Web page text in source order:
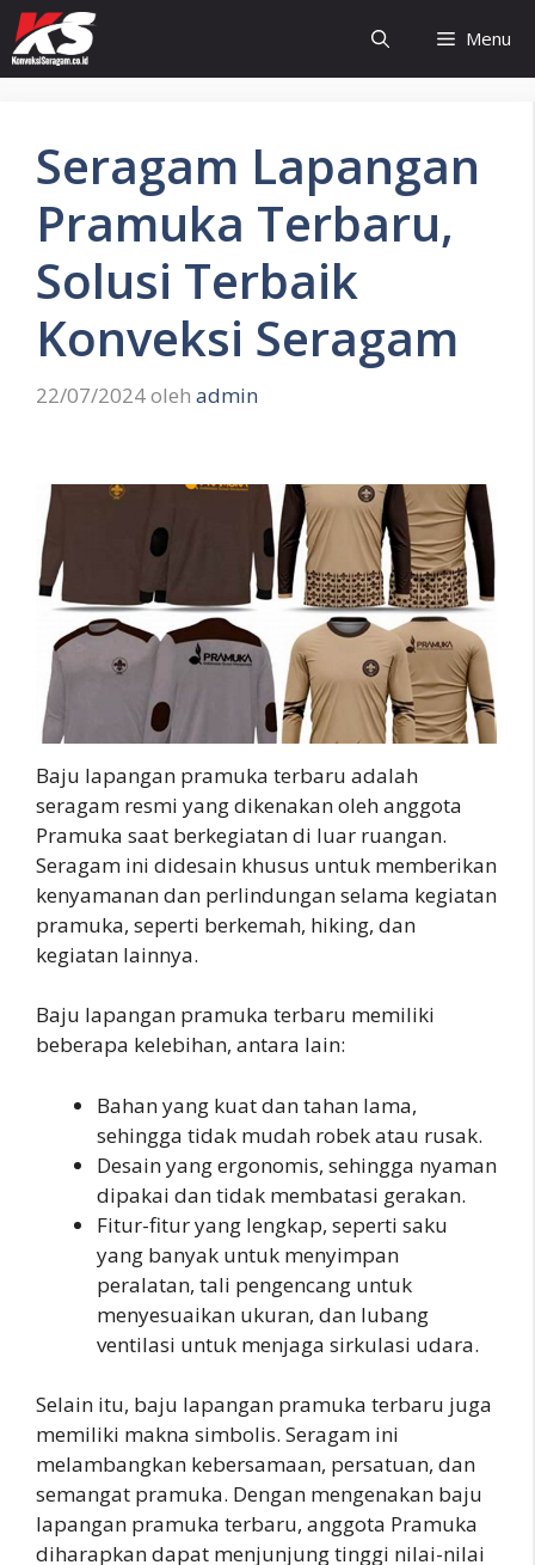
Langsung
ke
isi
Menu
Seragam Lapangan
Pramuka Terbaru,
Solusi Terbaik
Konveksi Seragam
22/07/2024oleh admin
Baju lapangan pramuka terbaru adalah
seragam resmi yang dikenakan oleh anggota
Pramuka saat berkegiatan di luar ruangan.
Seragam ini didesain khusus untuk memberikan
kenyamanan dan perlindungan selama kegiatan
pramuka, seperti berkemah, hiking, dan
kegiatan lainnya.
Baju lapangan pramuka terbaru memiliki
beberapa kelebihan, antara lain:
Bahan yang kuat dan tahan lama,
sehingga tidak mudah robek atau rusak.
Desain yang ergonomis, sehingga nyaman
dipakai dan tidak membatasi gerakan.
Fitur-fitur yang lengkap, seperti saku
yang banyak untuk menyimpan
peralatan, tali pengencang untuk
menyesuaikan ukuran, dan lubang
ventilasi untuk menjaga sirkulasi udara.
Selain itu, baju lapangan pramuka terbaru juga
memiliki makna simbolis. Seragam ini
melambangkan kebersamaan, persatuan, dan
semangat pramuka. Dengan mengenakan baju
lapangan pramuka terbaru, anggota Pramuka
diharapkan dapat menjunjung tinggi nilai-nilai